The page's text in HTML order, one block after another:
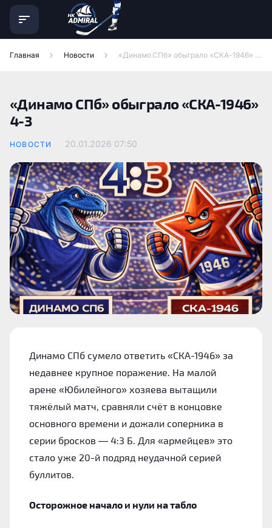
Главная Новости «Динамо СПб» обыграло «СКА-1946» 4-3
«Динамо СПб» обыграло «СКА-1946»
4-3
НОВОСТИ 20.01.2026 07:50
Динамо СПб сумело ответить «СКА-1946» за
недавнее крупное поражение. На малой
арене «Юбилейного» хозяева вытащили
тяжёлый матч, сравняли счёт в концовке
основного времени и дожали соперника в
серии бросков — 4:3 Б. Для «армейцев» это
стало уже 20-й подряд неудачной серией
буллитов.
Осторожное начало и нули на табло